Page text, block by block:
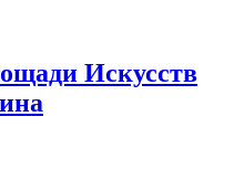
Искусств